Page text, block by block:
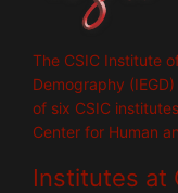
The CSIC Institute
Demography
of six CSIC
Center for Human
Institutes at